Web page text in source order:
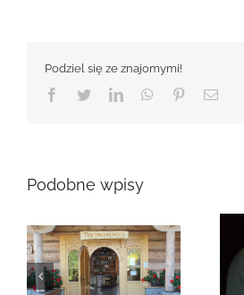
Podziel się ze znajomymi!
Facebook
TwitterLinkedInWhatsApp
PinterestEmail
Podobne wpisy
Zmarła Genowefa